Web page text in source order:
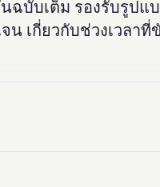
ฉบับเต็ม รองรับรูป
น เกี่ยวกับช่วงเวลา